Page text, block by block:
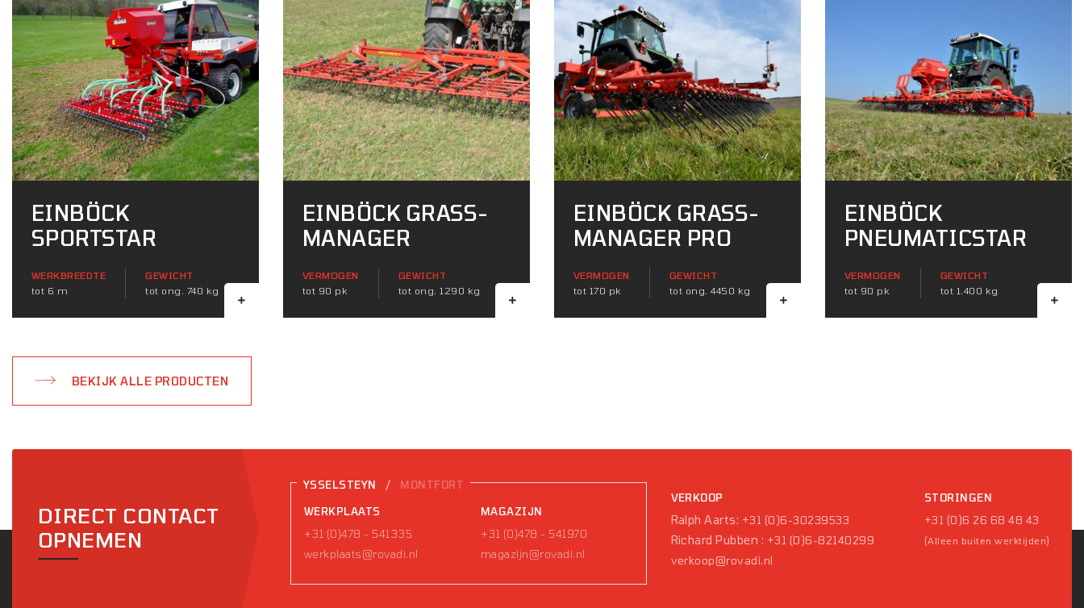
EINBÖCK
SPORTSTAR
WERKBREEDTE
tot 6 m
GEWICHT
tot ong. 740 kg
EINBÖCK GRASS-
MANAGER
VERMOGEN
tot 90 pk
GEWICHT
tot ong. 1290 kg
EINBÖCK GRASS-
MANAGER PRO
VERMOGEN
tot 170 pk
GEWICHT
tot ong. 4450 kg
EINBÖCK
PNEUMATICSTAR
VERMOGEN
tot 90 pk
GEWICHT
tot 1.400 kg
BEKIJK ALLE PRODUCTEN
DIRECT CONTACT
OPNEMEN
YSSELSTEYN / MONTFORT
WERKPLAATS
+31 (0)478 - 541335
werkplaats@rovadi.nl
MAGAZIJN
+31 (0)478 - 541970
magazijn@rovadi.nl
VERKOOP
Ralph Aarts: +31 (0)6-30239533
Richard Pubben : +31 (0)6-82140299
verkoop@rovadi.nl
STORINGEN
+31 (0)6 26 68 48 43
(Alleen buiten werktijden)